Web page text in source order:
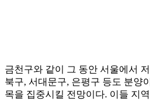
금천구와 같이 그 동안 서울에서
북구, 서대문구, 은평구 등도 분양
목을 집중시킬 전망이다. 이들 지